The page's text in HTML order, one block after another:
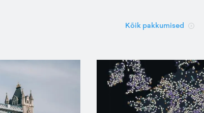
Kõik pakkumised